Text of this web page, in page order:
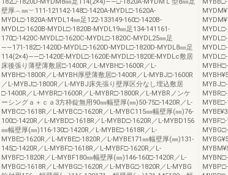
壁厚︵㎜︶111-121142-148□-1420A-MYDL□-1620A-
MYDL□-1820A-MYDL14㎜足122-133149-160□-1420B-
MYDL□-1620B-MYDL□-1820B-MYDL19㎜足134-141161-
170□-1420C-MYDL□-1620C-MYDL□-1820C-MYDL25㎜足
――171-182□-1420D-MYDL□-1620D-MYDL□-1820D-MYDL8㎜足
114(2×4)――□-1420E-MYDL□-1620E-MYDL□-1820E-MYDLc敷居
床後張り薄壁薄敷居□-1400R／L-MYBH□-1600R／L-
MYBH□-1800R／L-MYBH厚壁薄敷居□-1400R／L-MYBJ□-1600R
／L-MYBJ□-1800R／L-MYBJ床先張り壁厚区分なし埋込敷居
□-1400R／L-MYBR□-1600R／L-MYBR□-1800R／L-MYBRノンケ
ーシングａ＋ｃａ3方枠錠無用90㎜幅壁厚(㎜)50-75□-1420R／L-
MYBC□-1618R／L-MYBC□-1620R／L-MYBC115㎜幅壁厚(㎜)76-
100□-1420R／L-MYBD□-1618R／L-MYBD□-1620R／L-MYBD156
㎜幅壁厚(㎜)116-130□-1420R／L-MYBE□-1618R／L-
MYBE□-1620R／L-MYBE□-1820R／L-MYBE171㎜幅壁厚(㎜)131-
145□-1420R／L-MYBF□-1618R／L-MYBF□-1620R／L-
MYBF□-1820R／L-MYBF180㎜幅壁厚(㎜)146-160□-1420R／L-
MYBG□-1618R／L-MYBG□-1620R／L-MYBG□-1820R／L-MYBG